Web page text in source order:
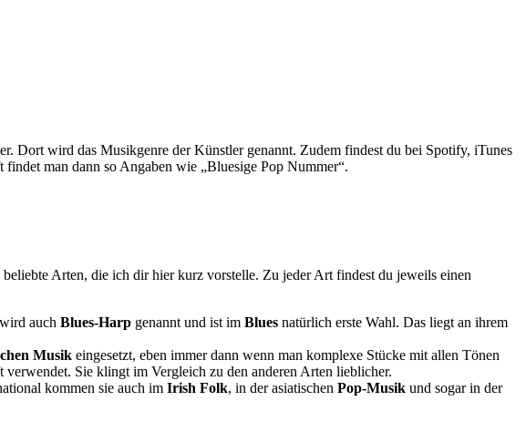
Dort wird das Musikgenre der Künstler genannt. Zudem findest du bei Spotify, iTunes
man dann so Angaben wie „Bluesige Pop Nummer“.
beliebte Arten, die ich dir hier kurz vorstelle. Zu jeder Art findest du jeweils einen
auch Blues-Harp genannt und ist im Blues natürlich erste Wahl. Das liegt an ihrem
Musik eingesetzt, eben immer dann wenn man komplexe Stücke mit allen Tönen
verwendet. Sie klingt im Vergleich zu den anderen Arten lieblicher.
kommen sie auch im Irish Folk, in der asiatischen Pop-Musik und sogar in der